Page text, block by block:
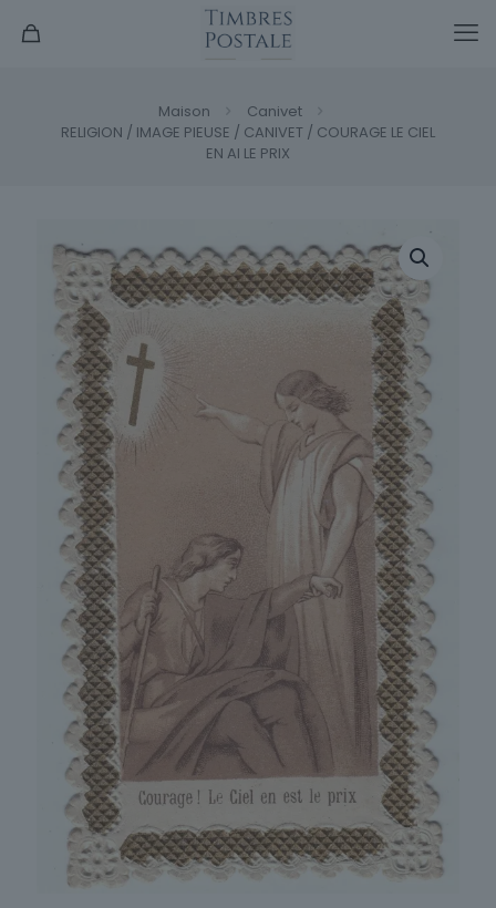
Maison
Canivet
RELIGION / IMAGE PIEUSE / CANIVET / COURAGE LE CIEL
EN AI LE PRIX